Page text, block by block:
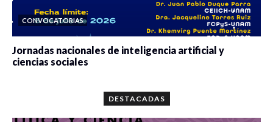
CONVOCATORIAS
Jornadas nacionales de inteligencia artificial y
ciencias sociales
DESTACADAS